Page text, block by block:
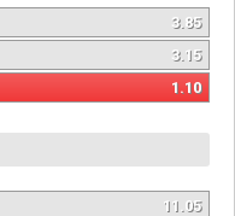
3.85
3.15
1.10
11.05